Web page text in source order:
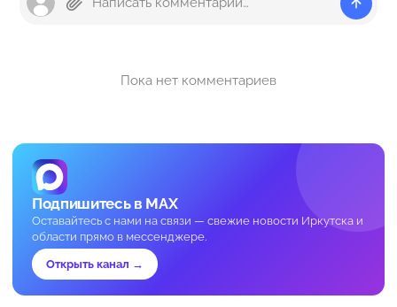
Пока нет комментариев
Подпишитесь в MAX
Оставайтесь с нами на связи — свежие новости Иркутска и
области прямо в мессенджере.
Открыть канал →